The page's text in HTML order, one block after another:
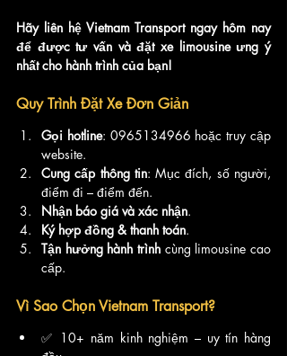
Hãy liên hệ Vietnam Transport ngay hôm nay
để được tư vấn và đặt xe limousine ưng ý
nhất cho hành trình của bạn!
Quy Trình Đặt Xe Đơn Giản
Gọi hotline: 0965134966 hoặc truy cập
website.
Cung cấp thông tin: Mục đích, số người,
điểm đi – điểm đến.
Nhận báo giá và xác nhận.
Ký hợp đồng & thanh toán.
Tận hưởng hành trình cùng limousine cao
cấp.
Vì Sao Chọn Vietnam Transport?
✅ 10+ năm kinh nghiệm – uy tín hàng